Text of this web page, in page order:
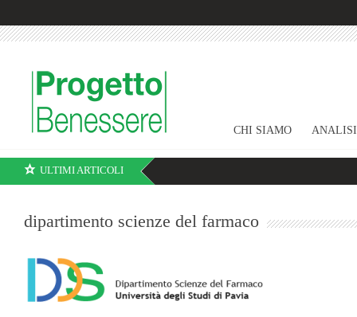
CHI SIAMO ANALISI
ULTIMI ARTICOLI
dipartimento scienze del farmaco